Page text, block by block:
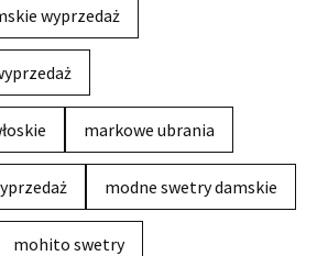
wyprzedaż
markowe ubrania
modne swetry damskie
mohito swetry